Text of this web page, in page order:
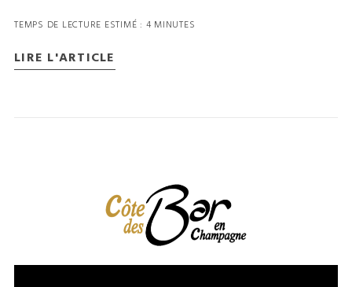
TEMPS DE LECTURE ESTIMÉ : 4 MINUTES
LIRE L'ARTICLE